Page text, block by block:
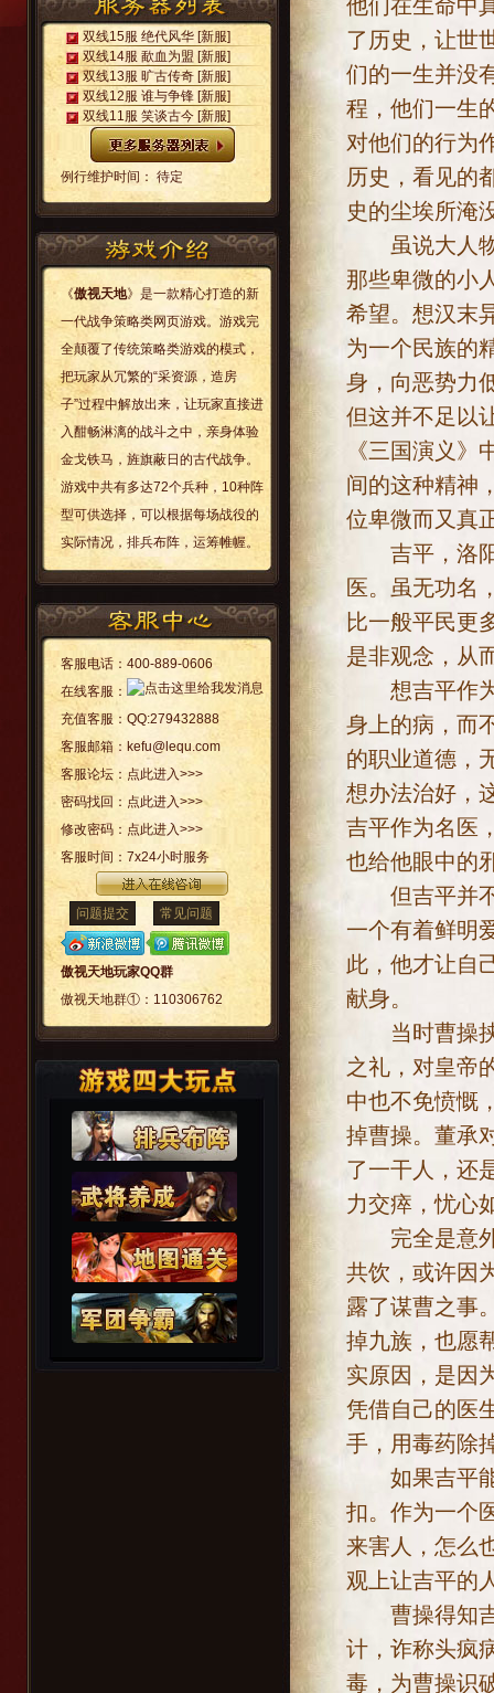
双线15服 绝代风华 [新服]
双线14服 歃血为盟 [新服]
双线13服 旷古传奇 [新服]
双线12服 谁与争锋 [新服]
双线11服 笑谈古今 [新服]
例行维护时间： 待定
《傲视天地》是一款精心打造的新
一代战争策略类网页游戏。游戏完
全颠覆了传统策略类游戏的模式，
把玩家从冗繁的“采资源，造房
子”过程中解放出来，让玩家直接进
入酣畅淋漓的战斗之中，亲身体验
金戈铁马，旌旗蔽日的古代战争。
游戏中共有多达72个兵种，10种阵
型可供选择，可以根据每场战役的
实际情况，排兵布阵，运筹帷幄。
客服电话： 400-889-0606
在线客服：
充值客服： QQ:279432888
客服邮箱： kefu@lequ.com
客服论坛： 点此进入>>>
密码找回： 点此进入>>>
修改密码： 点此进入>>>
客服时间： 7x24小时服务
问题提交 常见问题
傲视天地玩家QQ群
傲视天地群①： 110306762
了历史，让世
们的一生并没
程，他们一生
对他们的行为
历史，看见的
史的尘埃所淹
虽说大人物
那些卑微的小
希望。想汉末
为一个民族的
身，向恶势力
但这并不足以
《三国演义
间的这种精神
位卑微而又真
吉平，洛阳
医。虽无功名
比一般平民更
是非观念，从
想吉平作为
身上的病，而
的职业道德，
想办法治好，
吉平作为名医
也给他眼中的
但吉平并不
一个有着鲜明
此，他才让自
献身。
当时曹操挟
之礼，对皇帝
中也不免愤慨
掉曹操。董承
了一干人，还
力交瘁，忧心
完全是意外
共饮，或许因
露了谋曹之事
掉九族，也愿
实原因，是因
凭借自己的医
手，用毒药除
如果吉平能
扣。作为一个
来害人，怎么
观上让吉平的
曹操得知吉
计，诈称头疯
毒，为曹操识